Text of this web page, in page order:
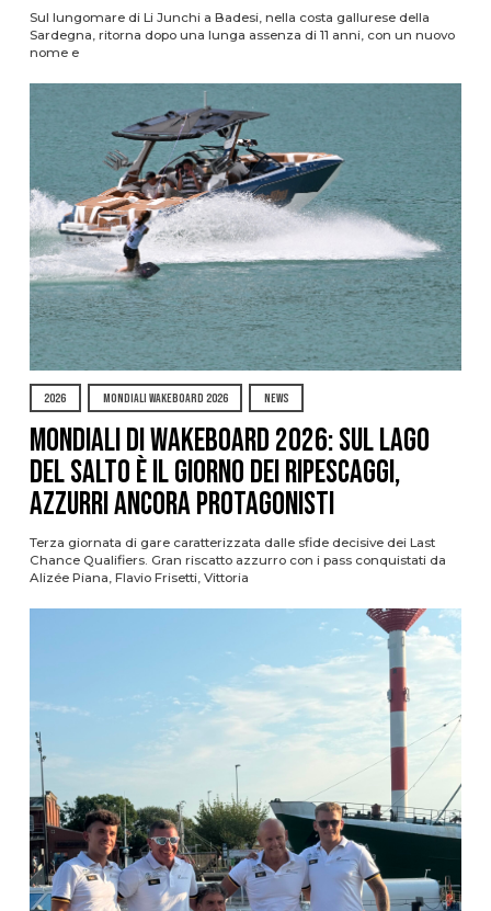
Sul lungomare di Li Junchi a Badesi, nella costa gallurese della
Sardegna, ritorna dopo una lunga assenza di 11 anni, con un nuovo
nome e
2026 MONDIALI WAKEBOARD 2026 NEWS
Mondiali di Wakeboard 2026: sul Lago
del Salto è il giorno dei ripescaggi,
azzurri ancora protagonisti
Terza giornata di gare caratterizzata dalle sfide decisive dei Last
Chance Qualifiers. Gran riscatto azzurro con i pass conquistati da
Alizée Piana, Flavio Frisetti, Vittoria